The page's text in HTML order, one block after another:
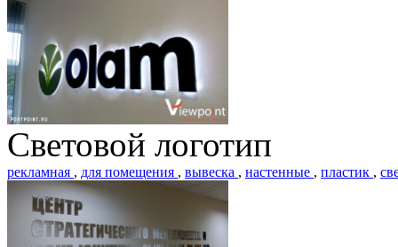
Световой логотип
рекламная , для помещения , вывеска , настенные , пластик ,